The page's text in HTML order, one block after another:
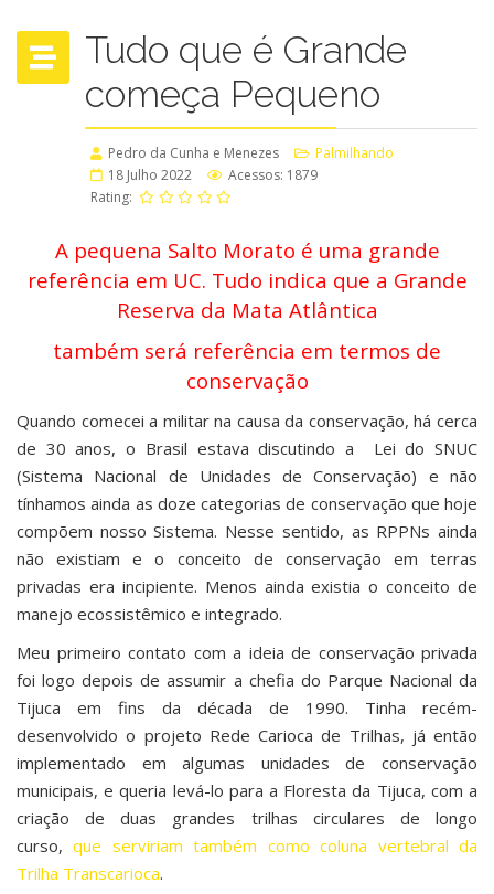
Tudo que é Grande
começa Pequeno
Pedro da Cunha e Menezes
Palmilhando
18 Julho 2022
Acessos: 1879
Rating:
A pequena Salto Morato é uma grande
referência em UC. Tudo indica que a Grande
Reserva da Mata Atlântica
também será referência em termos de
conservação
Quando comecei a militar na causa da conservação, há cerca
de 30 anos, o Brasil estava discutindo a Lei do SNUC
(Sistema Nacional de Unidades de Conservação) e não
tínhamos ainda as doze categorias de conservação que hoje
compõem nosso Sistema. Nesse sentido, as RPPNs ainda
não existiam e o conceito de conservação em terras
privadas era incipiente. Menos ainda existia o conceito de
manejo ecossistêmico e integrado.
Meu primeiro contato com a ideia de conservação privada
foi logo depois de assumir a chefia do Parque Nacional da
Tijuca em fins da década de 1990. Tinha recém-
desenvolvido o projeto Rede Carioca de Trilhas, já então
implementado em algumas unidades de conservação
municipais, e queria levá-lo para a Floresta da Tijuca, com a
criação de duas grandes trilhas circulares de longo
curso, que serviriam também como coluna vertebral da
Trilha Transcarioca.